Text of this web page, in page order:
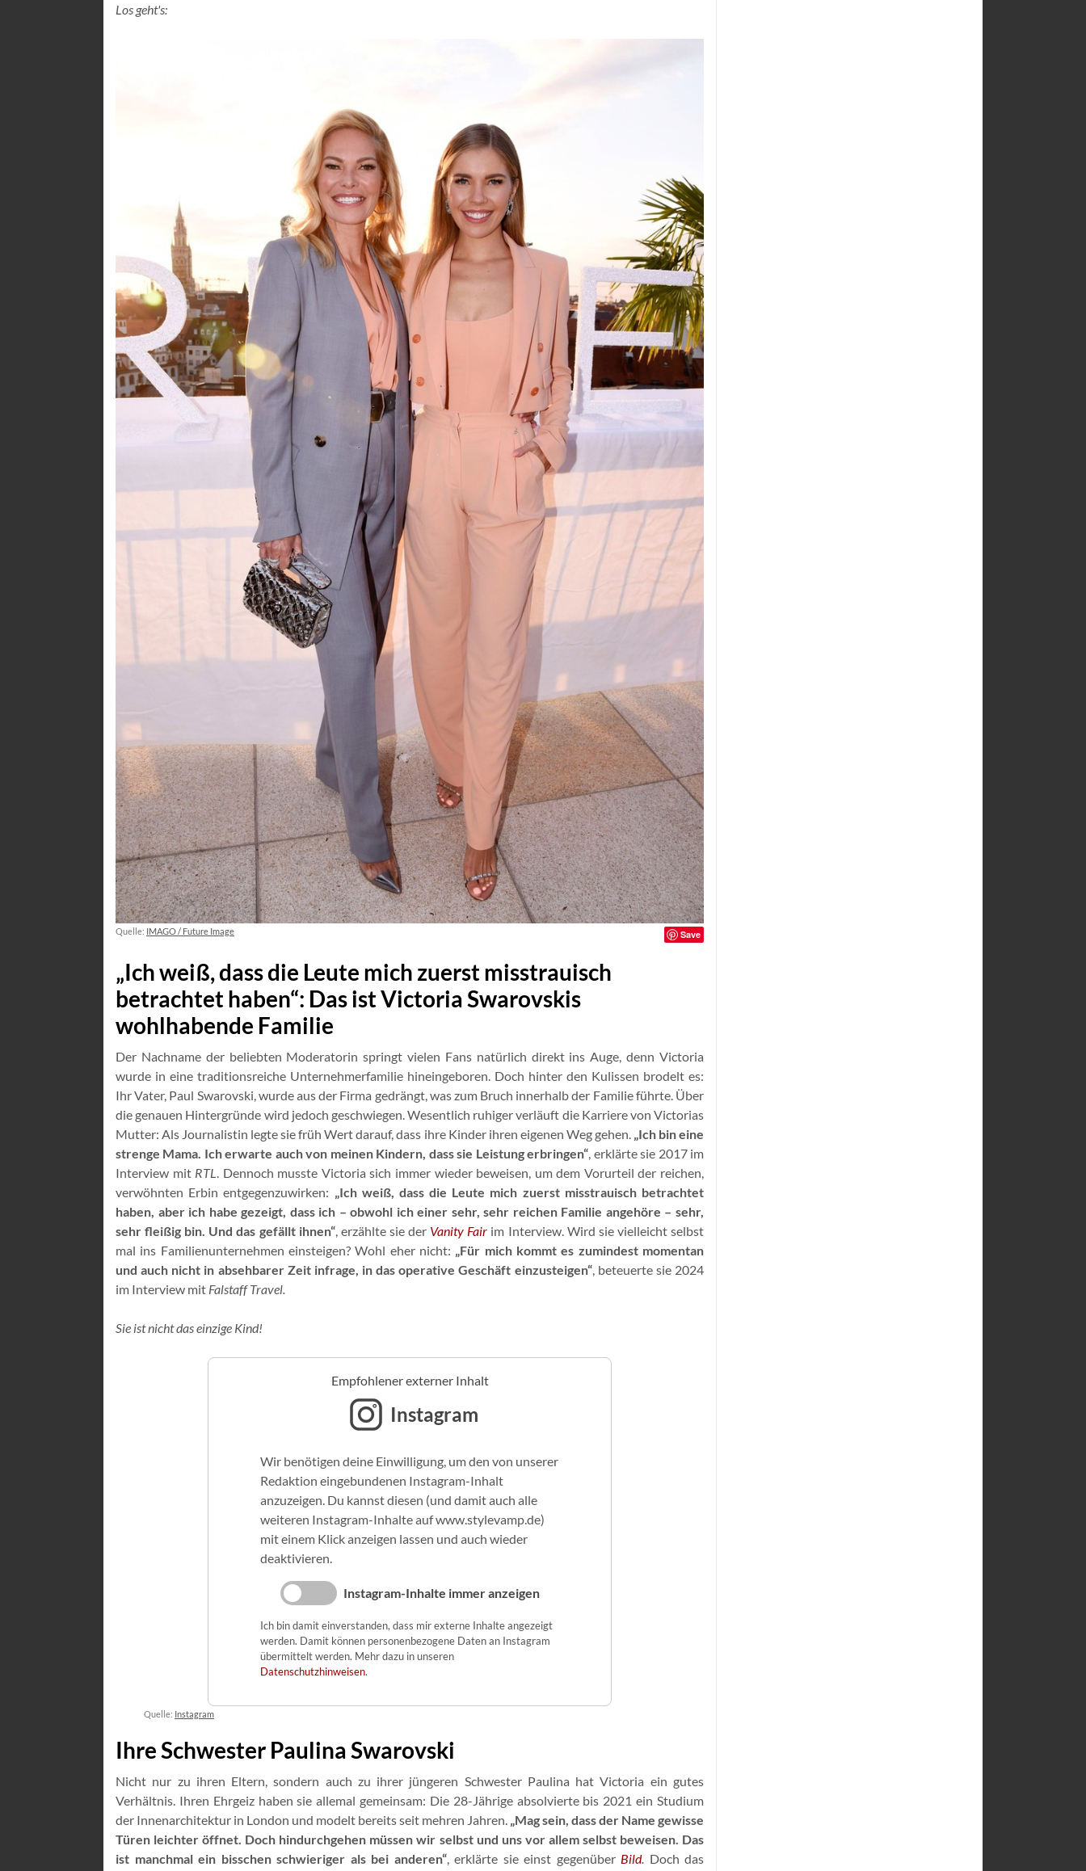
Los geht's:
Quelle: IMAGO / Future Image Save
„Ich weiß, dass die Leute mich zuerst misstrauisch
betrachtet haben“: Das ist Victoria Swarovskis
wohlhabende Familie
Der Nachname der beliebten Moderatorin springt vielen Fans natürlich direkt ins Auge, denn Victoria
wurde in eine traditionsreiche Unternehmerfamilie hineingeboren. Doch hinter den Kulissen brodelt es:
Ihr Vater, Paul Swarovski, wurde aus der Firma gedrängt, was zum Bruch innerhalb der Familie führte. Über
die genauen Hintergründe wird jedoch geschwiegen. Wesentlich ruhiger verläuft die Karriere von Victorias
Mutter: Als Journalistin legte sie früh Wert darauf, dass ihre Kinder ihren eigenen Weg gehen. „Ich bin eine
strenge Mama. Ich erwarte auch von meinen Kindern, dass sie Leistung erbringen“, erklärte sie 2017 im
Interview mit RTL. Dennoch musste Victoria sich immer wieder beweisen, um dem Vorurteil der reichen,
verwöhnten Erbin entgegenzuwirken: „Ich weiß, dass die Leute mich zuerst misstrauisch betrachtet
haben, aber ich habe gezeigt, dass ich – obwohl ich einer sehr, sehr reichen Familie angehöre – sehr,
sehr fleißig bin. Und das gefällt ihnen“, erzählte sie der Vanity Fair im Interview. Wird sie vielleicht selbst
mal ins Familienunternehmen einsteigen? Wohl eher nicht: „Für mich kommt es zumindest momentan
und auch nicht in absehbarer Zeit infrage, in das operative Geschäft einzusteigen“, beteuerte sie 2024
im Interview mit Falstaff Travel.
Sie ist nicht das einzige Kind!
Empfohlener externer Inhalt
Instagram
Wir benötigen deine Einwilligung, um den von unserer
Redaktion eingebundenen Instagram-Inhalt
anzuzeigen. Du kannst diesen (und damit auch alle
weiteren Instagram-Inhalte auf www.stylevamp.de)
mit einem Klick anzeigen lassen und auch wieder
deaktivieren.
Instagram-Inhalte immer anzeigen
Ich bin damit einverstanden, dass mir externe Inhalte angezeigt
werden. Damit können personenbezogene Daten an Instagram
übermittelt werden. Mehr dazu in unseren
Datenschutzhinweisen.
Quelle: Instagram
Ihre Schwester Paulina Swarovski
Nicht nur zu ihren Eltern, sondern auch zu ihrer jüngeren Schwester Paulina hat Victoria ein gutes
Verhältnis. Ihren Ehrgeiz haben sie allemal gemeinsam: Die 28-Jährige absolvierte bis 2021 ein Studium
der Innenarchitektur in London und modelt bereits seit mehren Jahren. „Mag sein, dass der Name gewisse
Türen leichter öffnet. Doch hindurchgehen müssen wir selbst und uns vor allem selbst beweisen. Das
ist manchmal ein bisschen schwieriger als bei anderen“, erklärte sie einst gegenüber Bild. Doch das